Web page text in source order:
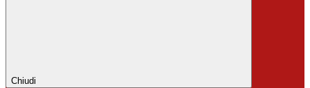
Chiudi